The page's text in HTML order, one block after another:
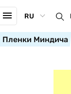
RU
Пленки Миндича